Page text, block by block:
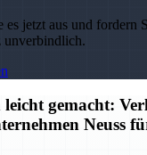
es jetzt aus und fordern
unverbindlich.
gemacht:
Neuss